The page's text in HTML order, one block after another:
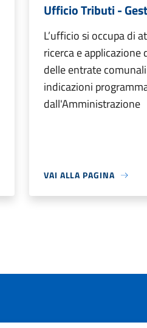
Ufficio Tributi -
L’ufficio si occupa di
ricerca e applicazione
delle entrate
indicazioni
dall'Amministrazione
VAI ALLA PAGINA